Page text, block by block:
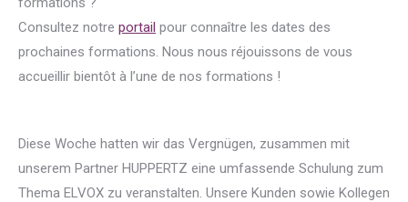
Consultez notre portail pour connaître les dates des
prochaines formations. Nous nous réjouissons de vous
accueillir bientôt à l’une de nos formations !
Diese Woche hatten wir das Vergnügen, zusammen mit
unserem Partner HUPPERTZ eine umfassende Schulung zum
Thema ELVOX zu veranstalten. Unsere Kunden sowie Kollegen